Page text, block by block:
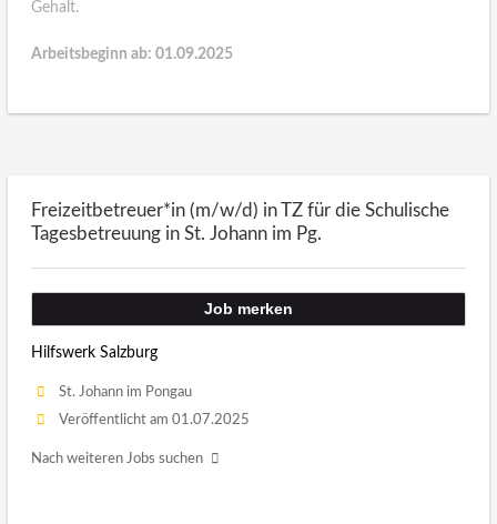
Gehalt.
Arbeitsbeginn ab: 01.09.2025
Freizeitbetreuer*in (m/w/d) in TZ für die Schulische
Tagesbetreuung in St. Johann im Pg.
Job merken
Hilfswerk Salzburg
St. Johann im Pongau
Veröffentlicht am 01.07.2025
Nach weiteren Jobs suchen